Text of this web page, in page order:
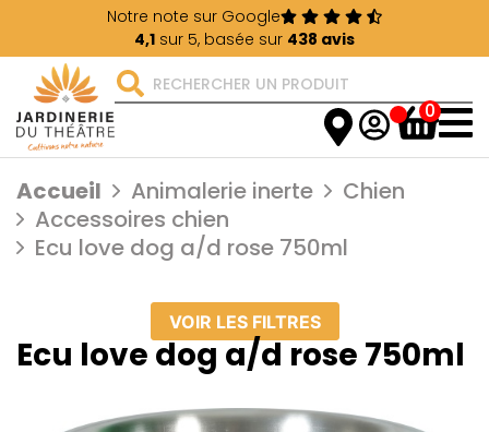
Notre note sur Google
4,1 sur 5, basée sur 438 avis
0
Accueil Animalerie inerte
Chien
Accessoires chien
Ecu love dog a/d rose 750ml
VOIR LES FILTRES
Ecu love dog a/d rose 750ml